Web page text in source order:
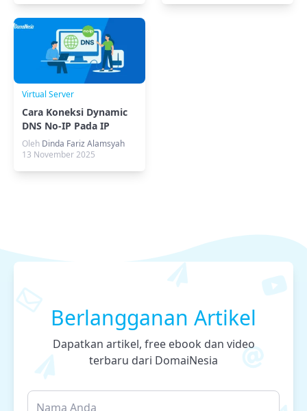
Virtual Server
Cara Koneksi Dynamic
DNS No-IP Pada IP
Publik Windows OS
Oleh Dinda Fariz Alamsyah
13 November 2025
Berlangganan Artikel
Dapatkan artikel, free ebook dan video
terbaru dari DomaiNesia